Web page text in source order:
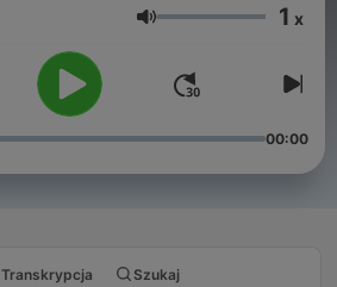
Głośność 1 x
00:00
Transkrypcja Szukaj